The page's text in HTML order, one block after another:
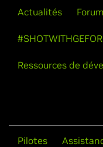
Actualités
Ressources de
Pilotes